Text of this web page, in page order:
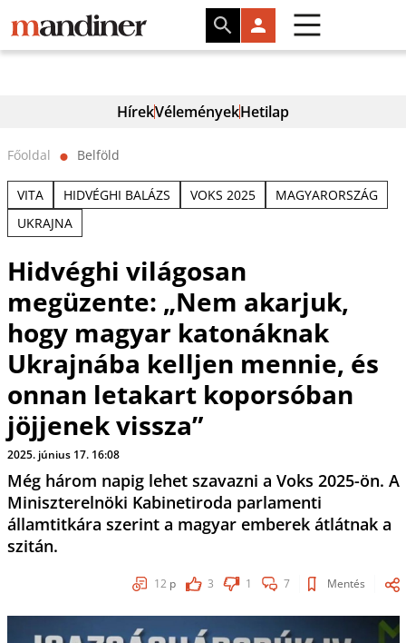
HírekVéleményekHetilap
Főoldal ⬤ Belföld
VITA HIDVÉGHI BALÁZS VOKS 2025
MAGYARORSZÁG
UKRAJNA
Hidvéghi világosan
megüzente: „Nem akarjuk,
hogy magyar katonáknak
Ukrajnába kelljen mennie, és
onnan letakart koporsóban
jöjjenek vissza”
2025. június 17. 16:08
Még három napig lehet szavazni a Voks 2025-ön. A
Miniszterelnöki Kabinetiroda parlamenti
államtitkára szerint a magyar emberek átlátnak a
szitán.
12 p 3 1 7 Mentés